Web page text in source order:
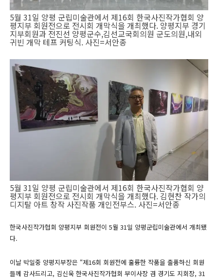
5월 31일 양평 군립미술관에서 제16회 한국사진작가협회 양
평지부 회원전으로 전시회 개막식을 개최했다. 양평지부 경기
지부회원과 전진선 양평군수,김선교국회의원 군도의원,내외
귀빈 개막 테프 커팅식. 사진=서안종
5월 31일 양평 군립미술관에서 제16회 한국사진작가협회 양
평지부 회원전으로 전시회 개막식을 개최했다. 김현찬 작가의
디지탈 아트 창작 사진작품 개인전부스. 사진=서안종
한국사진작가협회 양평지부 회원전이 5월 31일 양평군립미술관에서 개최됐
다.
이날 박일중 양평지부장은 “제16회 회원전에 훌륭한 작품을 출품하신 회원
들께 감사드리고, 김신욱 한국사진작가협회 부이사장 겸 경기도 지회장, 31